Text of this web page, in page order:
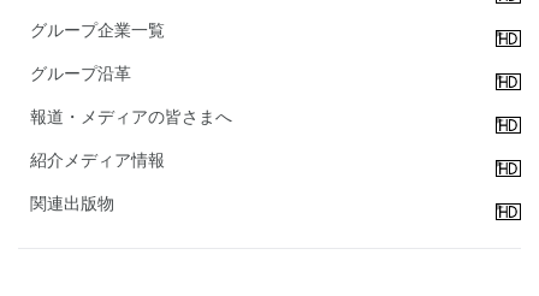
グループ企業一覧
グループ沿革
報道・メディアの皆さまへ
紹介メディア情報
関連出版物